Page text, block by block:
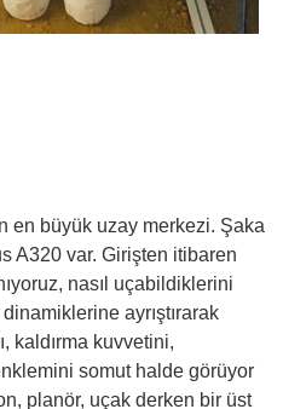
en büyük uzay merkezi. Şaka
A320 var. Girişten itibaren
nasıl uçabildiklerini
ayrıştırarak
kaldırma kuvvetini,
somut halde görüyor
planör, uçak derken bir üst